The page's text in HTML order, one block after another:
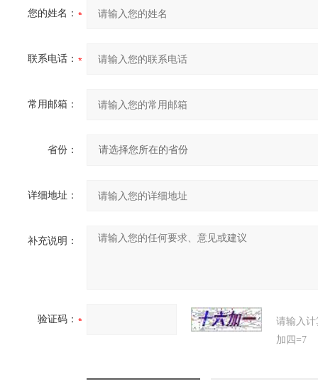
您的姓名：
联系电话：
常用邮箱：
省份：
详细地址：
补充说明：
验证码：
请输入
加四=7